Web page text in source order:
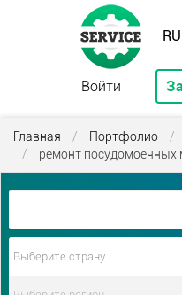
RU
Войти
Главная / Портфолио /
/
ремонт посудомоечных